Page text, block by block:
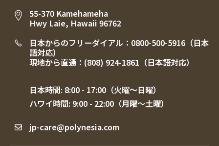
55-370 Kamehameha
Hwy Laie, Hawaii 96762
日本からのフリーダイアル： 0800-500-5916 （日本
語対応）
現地から直通： (808) 924-1861 （日本語対応）
日本時間: 8:00 - 17:00（火曜〜日曜）
ハワイ時間: 9:00 - 22:00（月曜〜土曜）
jp-care@polynesia.com